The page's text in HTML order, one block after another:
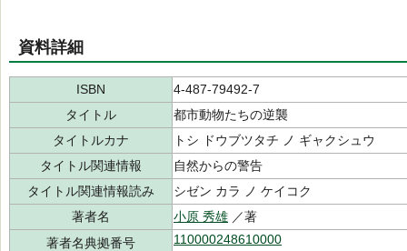
資料詳細
ISBN
4-487-79492-7
タイトル
都市動物たちの逆襲
タイトルカナ
トシ ドウブツタチ ノ ギャクシュウ
タイトル関連情報
自然からの警告
タイトル関連情報読み
シゼン カラ ノ ケイコク
著者名
小原 秀雄 ／著
著者名典拠番号
110000248610000